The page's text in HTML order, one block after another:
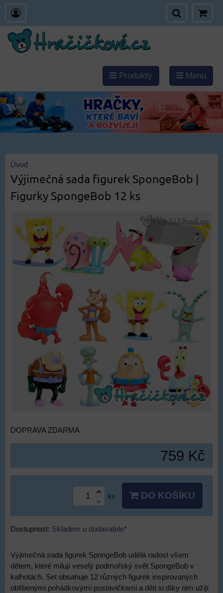
Produkty Menu
Úvod
Výjimečná sada figurek SpongeBob |
Figurky SpongeBob 12 ks
DOPRAVA ZDARMA
759 Kč
ks DO KOŠÍKU
Dostupnost: Skladem u dodavatele*
Výjimečná sada figurek SpongeBob udělá radost všem
dětem, které milují veselý podmořský svět SpongeBob v
kalhotách. Set obsahuje 12 různých figurek inspirovaných
oblíbenými pohádkovými postavičkami a děti si díky nim užijí